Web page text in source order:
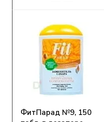
ФитПарад №9, 150